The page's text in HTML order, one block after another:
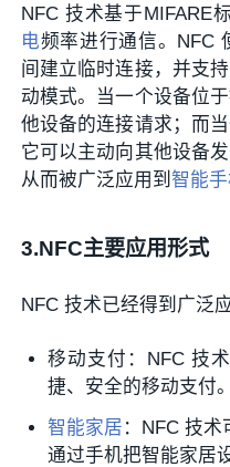
NFC 技术基于MIFARE
电频率进行通信。NFC
间建立临时连接，并支
动模式。当一个设备位
他设备的连接请求；而
它可以主动向其他设备
从而被广泛应用到智能
3.NFC主要应用形式
NFC 技术已经得到广泛
移动支付：NFC 技
捷、安全的移动支付。
智能家居 ：NFC 技术
通过手机把智能家居